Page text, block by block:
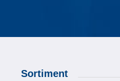
Sortiment